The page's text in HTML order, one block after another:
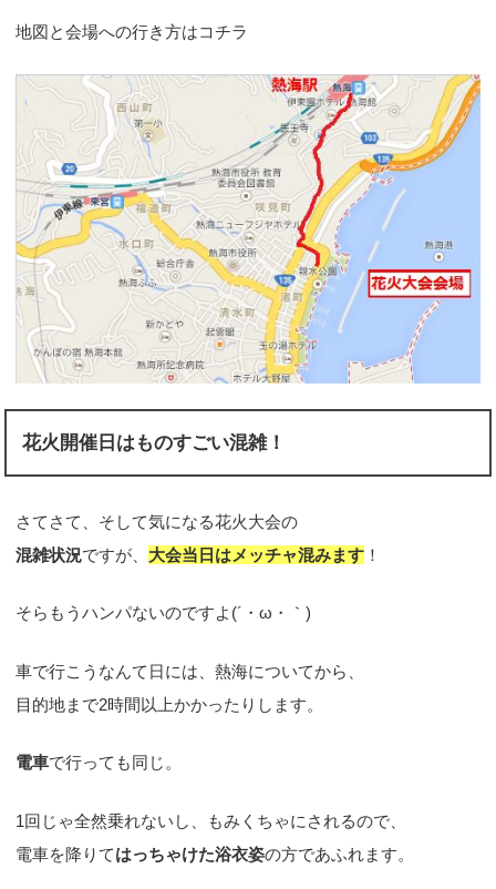
地図と会場への行き方はコチラ
花火開催日はものすごい混雑！
さてさて、そして気になる花火大会の
混雑状況ですが、 大会当日はメッチャ混みます ！
そらもうハンパないのですよ(´・ω・｀)
車で行こうなんて日には、熱海についてから、
目的地まで2時間以上かかったりします。
電車で行っても同じ。
1回じゃ全然乗れないし、もみくちゃにされるので、
電車を降りてはっちゃけた浴衣姿の方であふれます。